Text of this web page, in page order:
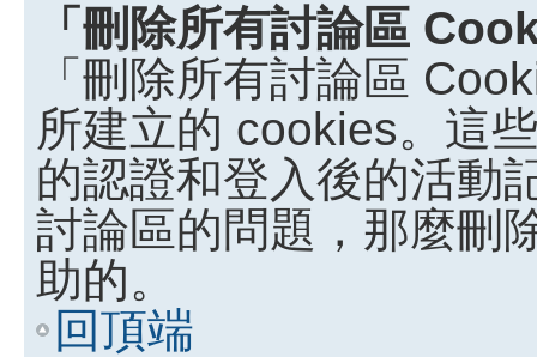
「刪除所有討論區
「刪除所有討論區
所建立的 cookies。這
的認證和登入後的活動
討論區的問題，那麼刪
助的。
回頂端